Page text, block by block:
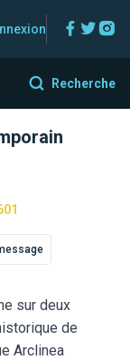
Recherche
sur deux
de
Arclinea